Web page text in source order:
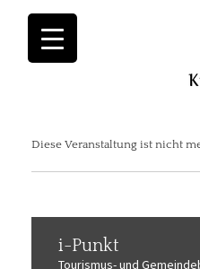
Diese Veranstaltung ist nicht
i-Punkt
Tourismus-und